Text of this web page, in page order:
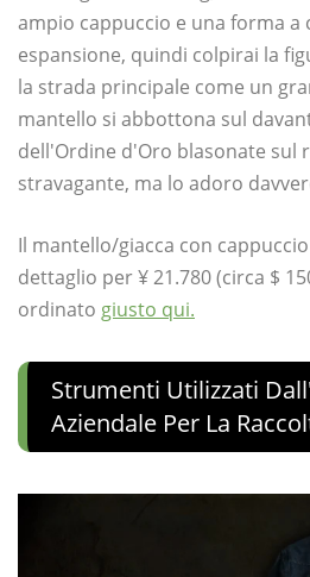
ampio cappuccio e una forma a
espansione, quindi colpirai la
la strada principale come un
mantello si abbottona sul
dell'Ordine d'Oro blasonate sul
stravagante, ma lo adoro
Il mantello/giacca con
dettaglio per ¥ 21.780 (circa $
ordinato giusto qui.
Strumenti Utilizzati
Aziendale Per La